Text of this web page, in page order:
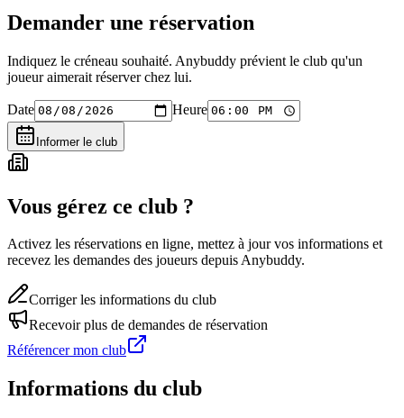
Demander une réservation
Indiquez le créneau souhaité. Anybuddy prévient le club qu'un
joueur aimerait réserver chez lui.
Date Heure
Informer le club
Vous gérez ce club ?
Activez les réservations en ligne, mettez à jour vos informations et
recevez les demandes des joueurs depuis Anybuddy.
Corriger les informations du club
Recevoir plus de demandes de réservation
Référencer mon club
Informations du club